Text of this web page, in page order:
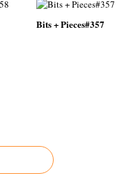
Bits + Pieces#357